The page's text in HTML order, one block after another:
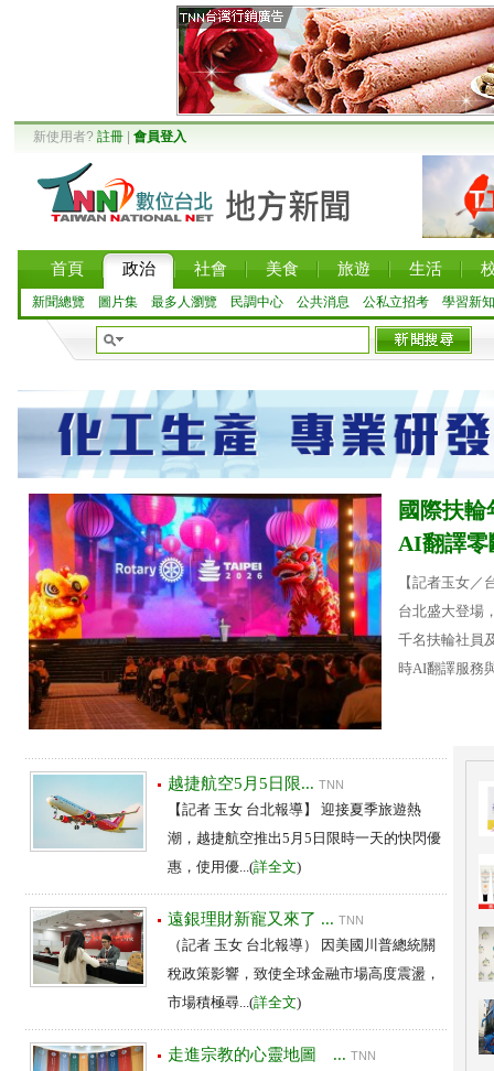
新使用者? 註冊 會員登入
首頁 政治 社會 美食 旅遊 生活
新聞總覽 圖片集 最多人瀏覽 民調中心 公共消息 公私立招考 學習新知
國際扶
AI翻譯零
【記者玉女／
台北盛大登場
千名扶輪社員
時AI翻譯服務
越捷航空5月5日限... TNN
【記者 玉女 台北報導】 迎接夏季旅遊熱
潮，越捷航空推出5月5日限時一天的快閃優
惠，使用優...(詳全文)
遠銀理財新寵又來了 ... TNN
（記者 玉女 台北報導） 因美國川普總統關
稅政策影響，致使全球金融市場高度震盪，
市場積極尋...(詳全文)
走進宗教的心靈地圖 ... TNN